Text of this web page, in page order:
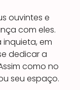
ouvintes e
com eles.
em
dedicar a
como no
seu espaço.